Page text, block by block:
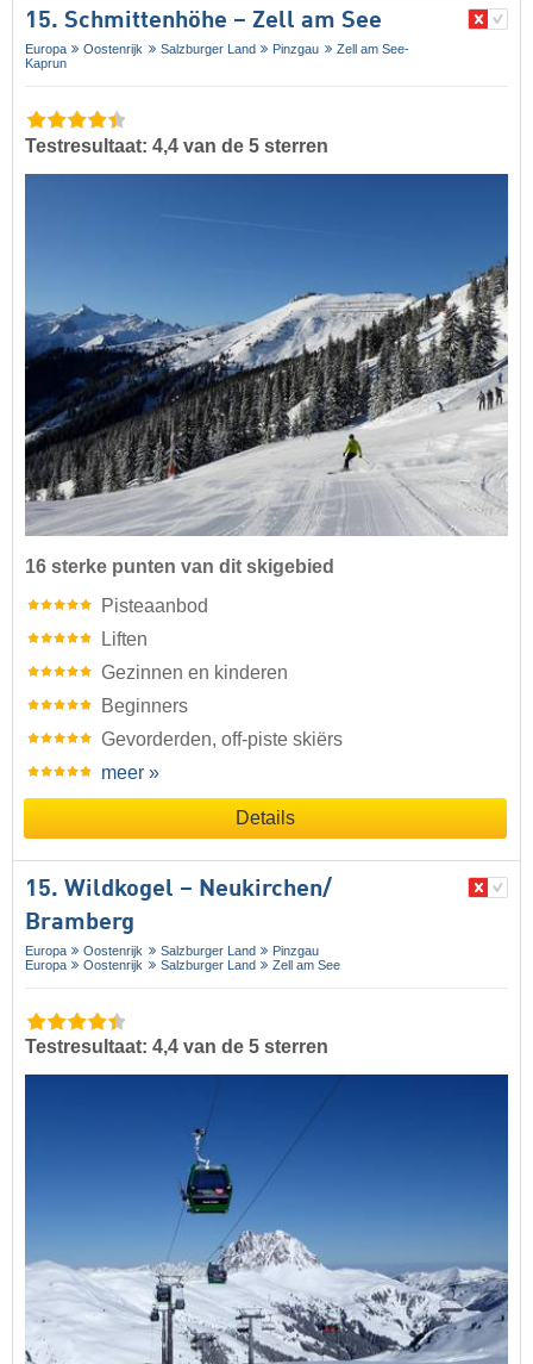
15. Schmittenhöhe – Zell am See
Europa Oostenrijk Salzburger Land Pinzgau
Zell am See-
Kaprun
Testresultaat: 4,4 van de 5 sterren
16 sterke punten van dit skigebied
Pisteaanbod
Liften
Gezinnen en kinderen
Beginners
Gevorderden, off-piste skiërs
meer »
Details
15. Wildkogel – Neukirchen/​
Bramberg
Europa Oostenrijk Salzburger Land
Pinzgau
Europa
Oostenrijk Salzburger Land Zell am See
Testresultaat: 4,4 van de 5 sterren